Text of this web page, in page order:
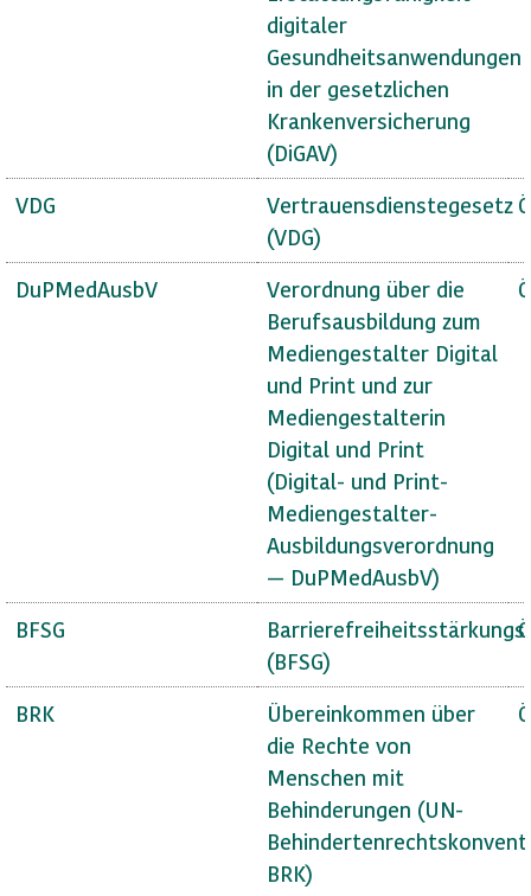
digitaler
Gesundheitsanwendungen
in der gesetzlichen
Krankenversicherung
(DiGAV)
VDG
Vertrauensdienstegesetz
(VDG)
DuPMedAusbV
Verordnung über die
Berufsausbildung zum
Mediengestalter Digital
und Print und zur
Mediengestalterin
Digital und Print
(Digital- und Print-
Mediengestalter-
Ausbildungsverordnung
— DuPMedAusbV)
BFSG
(BFSG)
BRK
Übereinkommen über
die Rechte von
Menschen mit
Behinderungen (UN-
BRK)